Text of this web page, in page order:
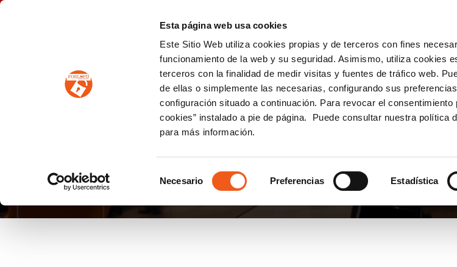
Esta página web usa cookies
Este Sitio Web utiliza cookies propias y de terceros con fines
funcionamiento de la web y su seguridad. Asimismo, utiliza cookies
terceros con la finalidad de medir visitas y fuentes de tráfico web.
de ellas o simplemente las necesarias, configurando sus
configuración situado a continuación. Para revocar el
cookies” instalado a pie de página. Puede consultar nuestra política
para más información.
de
Necesario Preferencias Estadística
PROTECCION DE DATOS IGUALDAD CONSULTORÍA ECOMMERCE LSSI
ANTEPROYECTO DE LEY